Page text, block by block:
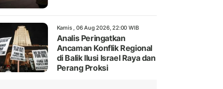
Kamis , 06 Aug 2026, 22:00 WIB
Analis Peringatkan
Ancaman Konflik Regional
di Balik Ilusi Israel Raya dan
Perang Proksi